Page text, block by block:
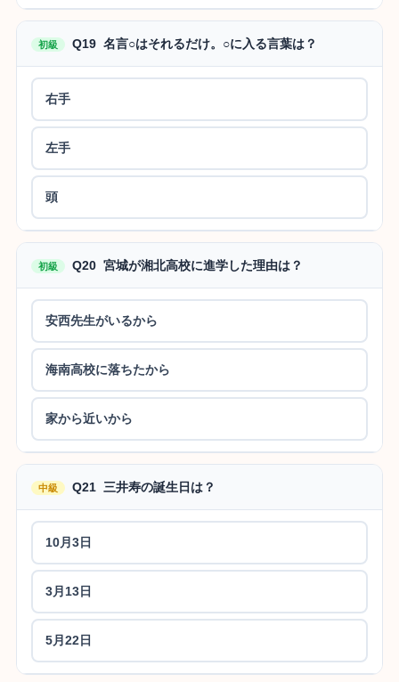
初級 Q19 名言○はそれるだけ。○に入る言葉は？
右手
左手
頭
初級 Q20 宮城が湘北高校に進学した理由は？
安西先生がいるから
海南高校に落ちたから
家から近いから
中級 Q21 三井寿の誕生日は？
10月3日
3月13日
5月22日